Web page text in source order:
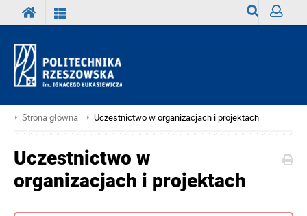
Strona główna Uczestnictwo w organizacjach i projektach
Uczestnictwo w
organizacjach i projektach